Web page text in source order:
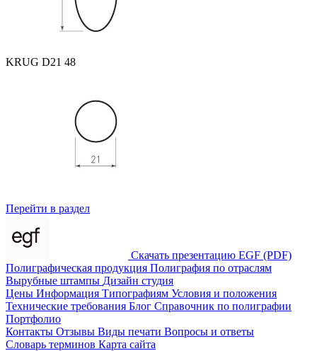
KRUG D21 48
Перейти в раздел
Скачать презентацию EGF (PDF)
Полиграфическая продукция Полиграфия по отраслям
Вырубные штампы Дизайн студия
Цены Информация Типографиям Условия и положения
Технические требования Блог Справочник по полиграфии
Портфолио
Контакты Отзывы Виды печати Вопросы и ответы
Словарь терминов Карта сайта